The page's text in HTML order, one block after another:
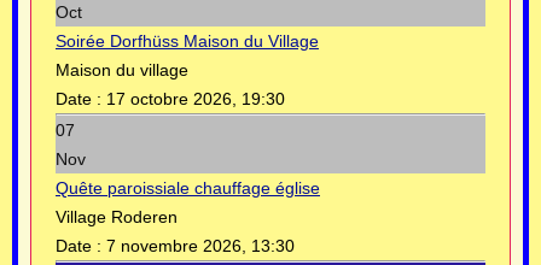
Oct
Soirée Dorfhüss Maison du Village
Maison du village
Date : 17 octobre 2026, 19:30
07
Nov
Quête paroissiale chauffage église
Village Roderen
Date : 7 novembre 2026, 13:30